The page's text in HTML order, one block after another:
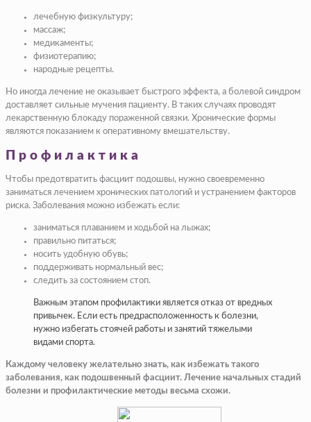
лечебную физкультуру;
массаж;
медикаменты;
физиотерапию;
народные рецепты.
Но иногда лечение не оказывает быстрого эффекта, а болевой синдром
доставляет сильные мучения пациенту. В таких случаях проводят
лекарственную блокаду пораженной связки. Хронические формы
являются показанием к оперативному вмешательству.
Профилактика
Чтобы предотвратить фасциит подошвы, нужно своевременно
заниматься лечением хронических патологий и устранением факторов
риска. Заболевания можно избежать если:
заниматься плаванием и ходьбой на лыжах;
правильно питаться;
носить удобную обувь;
поддерживать нормальный вес;
следить за состоянием стоп.
Важным этапом профилактики является отказ от вредных
привычек. Если есть предрасположенность к болезни,
нужно избегать стоячей работы и занятий тяжелыми
видами спорта.
Каждому человеку желательно знать, как избежать такого
заболевания, как подошвенный фасциит. Лечение начальных стадий
болезни и профилактические методы весьма схожи.